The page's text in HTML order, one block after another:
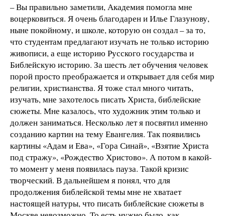
– Вы правильно заметили, Академия помогла мне
воцерковиться. Я очень благодарен и Илье Глазунову,
ныне покойному, и школе, которую он создал – за то,
что студентам предлагают изучать не только историю
живописи, а еще историю Русского государства и
Библейскую историю. За шесть лет обучения человек
порой просто преображается и открывает для себя мир
религии, христианства. Я тоже стал много читать,
изучать, мне захотелось писать Христа, библейские
сюжеты. Мне казалось, что художник этим только и
должен заниматься. Несколько лет я посвятил именно
созданию картин на тему Евангелия. Так появились
картины «Адам и Ева», «Гора Синай», «Взятие Христа
под стражу», «Рождество Христово». А потом в какой-
то момент у меня появилась пауза. Такой кризис
творческий. В дальнейшем я понял, что для
продолжения библейской темы мне не хватает
настоящей натуры, что писать библейские сюжеты в